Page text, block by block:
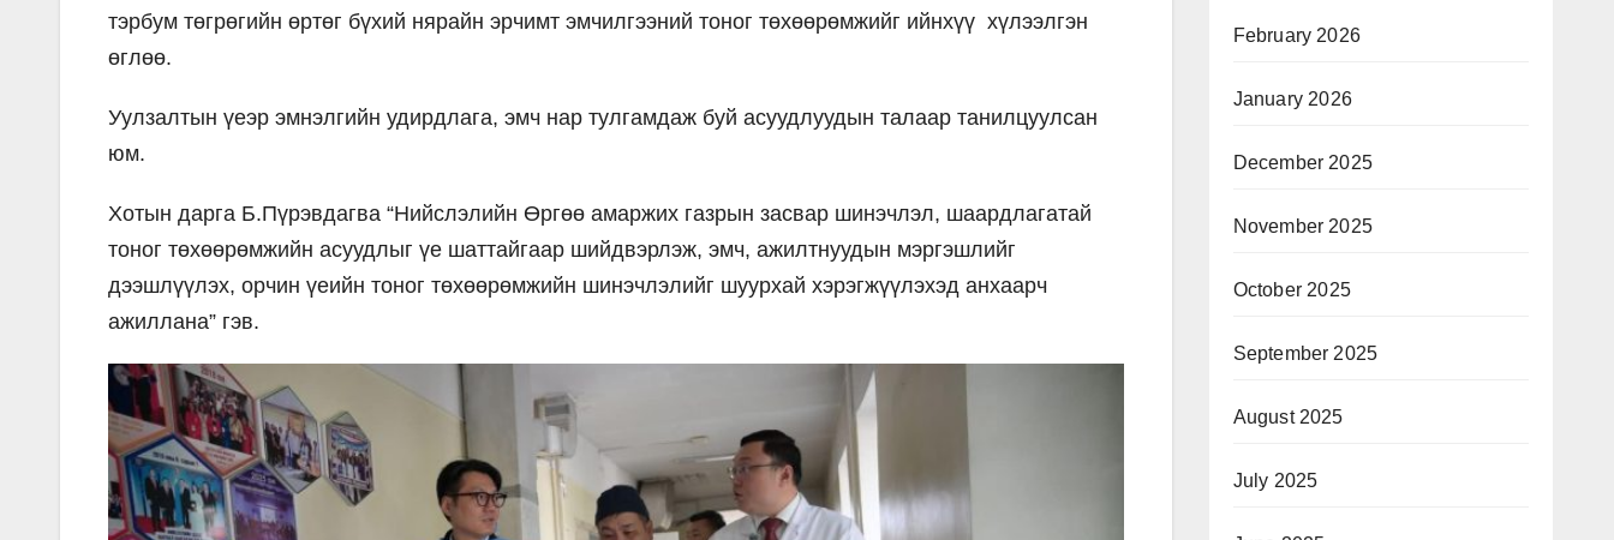
тэрбум төгрөгийн өртөг бүхий нярайн эрчимт эмчилгээний тоног төхөөрөмжийг ийнхүү хүлээлгэн
өглөө.
Уулзалтын үеэр эмнэлгийн удирдлага, эмч нар тулгамдаж буй асуудлуудын талаар танилцуулсан
юм.
Хотын дарга Б.Пүрэвдагва “Нийслэлийн Өргөө амаржих газрын засвар шинэчлэл, шаардлагатай
тоног төхөөрөмжийн асуудлыг үе шаттайгаар шийдвэрлэж, эмч, ажилтнуудын мэргэшлийг
дээшлүүлэх, орчин үеийн тоног төхөөрөмжийн шинэчлэлийг шуурхай хэрэгжүүлэхэд анхаарч
ажиллана” гэв.
February 2026
January 2026
December 2025
November 2025
October 2025
September 2025
August 2025
July 2025